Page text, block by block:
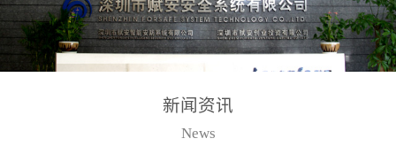
剧院、会议展览中心、体
育馆、大型仓库和隧道空
间等，其建筑结构特殊、
火灾隐患多。一旦发生火
后向光电感烟探测技术、
高可靠的系统抗干扰技术
等多项专利技术和专有技
警领域三十多年技术积累
和工程实践的结晶。
新闻资讯
News